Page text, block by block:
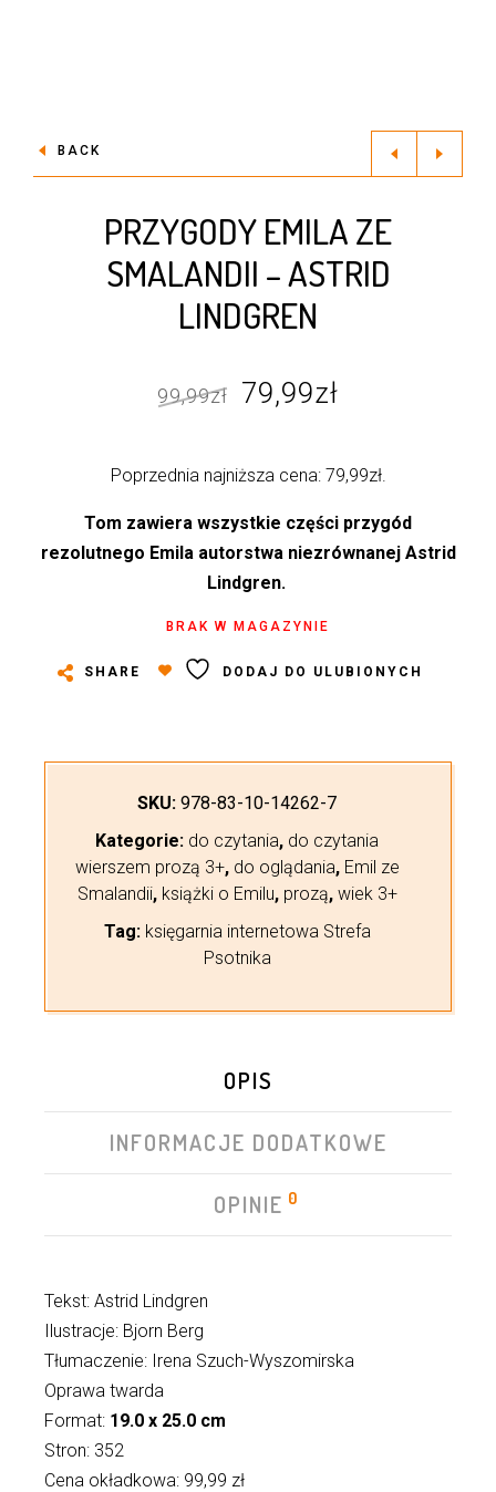
BACK
PRZYGODY EMILA ZE
SMALANDII – ASTRID
LINDGREN
99,99zł
Pierwotna
wynosiła:
99,99zł.
79,99zł
wynosi:
79,99zł.
Poprzednia najniższa cena: 79,99zł.
Tom zawiera wszystkie części przygód
rezolutnego Emila autorstwa niezrównanej Astrid
Lindgren.
BRAK W MAGAZYNIE
SHARE DODAJ DO ULUBIONYCH
SKU: 978-83-10-14262-7
Kategorie: do czytania, do czytania
wierszem prozą 3+, do oglądania, Emil ze
Smalandii, książki o Emilu, prozą, wiek 3+
Tag: księgarnia internetowa Strefa
Psotnika
OPIS
INFORMACJE DODATKOWE
OPINIE 0
Tekst: Astrid Lindgren
Ilustracje: Bjorn Berg
Tłumaczenie: Irena Szuch-Wyszomirska
Oprawa twarda
Format: 19.0 x 25.0 cm
Stron: 352
Cena okładkowa: 99,99 zł